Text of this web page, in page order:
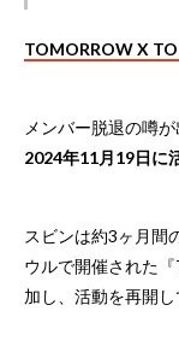
TOMORROW X
メンバー脱退の噂が
2024年11月19日に
スビンは約3ヶ月間
ウルで開催された
加し、活動を再開し